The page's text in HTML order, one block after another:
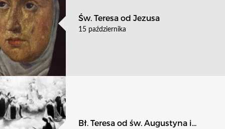
Św. Teresa od Jezusa
15 października
Bł. Teresa od św. Augustyna i...